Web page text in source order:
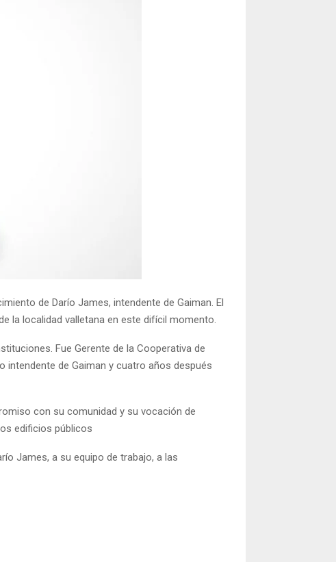
de Darío James, intendente de Gaiman. El
la localidad valletana en este difícil momento.
Fue Gerente de la Cooperativa de
intendente de Gaiman y cuatro años después
con su comunidad y su vocación de
edificios públicos
James, a su equipo de trabajo, a las